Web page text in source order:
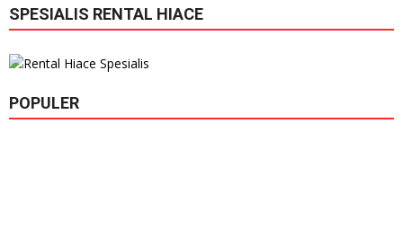
SPESIALIS RENTAL HIACE
POPULER